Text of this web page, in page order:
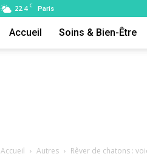
22.4 C Paris
Accueil Soins & Bien-Être
Accueil Autres Rêver de chatons :